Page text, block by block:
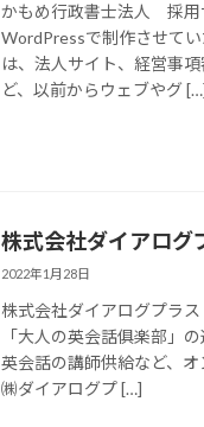
かもめ行政書士法人 採用
WordPressで制作させて
は、法人サイト、経営事
ど、以前からウェブやグ
株式会社ダイアログ
2022年1月28日
株式会社ダイアログプラ
「大人の英会話俱楽部」
英会話の講師供給など、
㈱ダイアログプ […]